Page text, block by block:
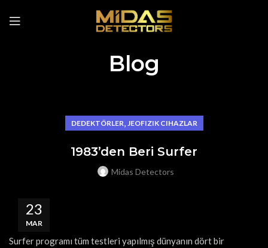
Blog
DEDEKTÖRLER, JEOFIZIK CIHAZLAR
1983’den Beri Surfer
Midas Detectors
23
MAR
Surfer programı tüm testleri yapılmış dünyanın dört bir